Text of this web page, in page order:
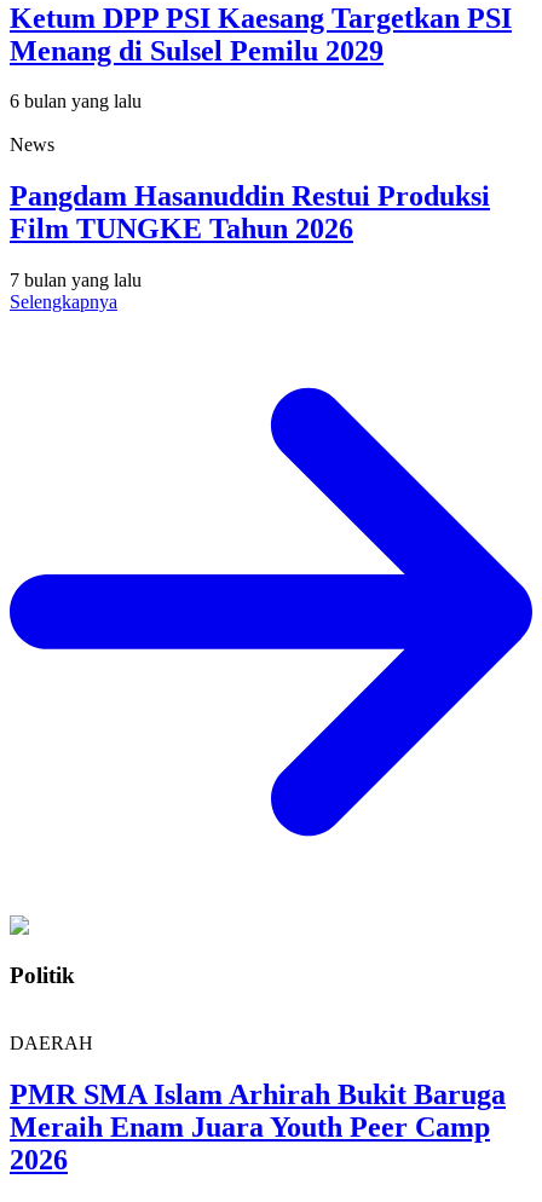
Ketum DPP PSI Kaesang Targetkan PSI
Menang di Sulsel Pemilu 2029
6 bulan yang lalu
News
Pangdam Hasanuddin Restui Produksi
Film TUNGKE Tahun 2026
7 bulan yang lalu
Selengkapnya
Politik
DAERAH
PMR SMA Islam Arhirah Bukit Baruga
Meraih Enam Juara Youth Peer Camp
2026